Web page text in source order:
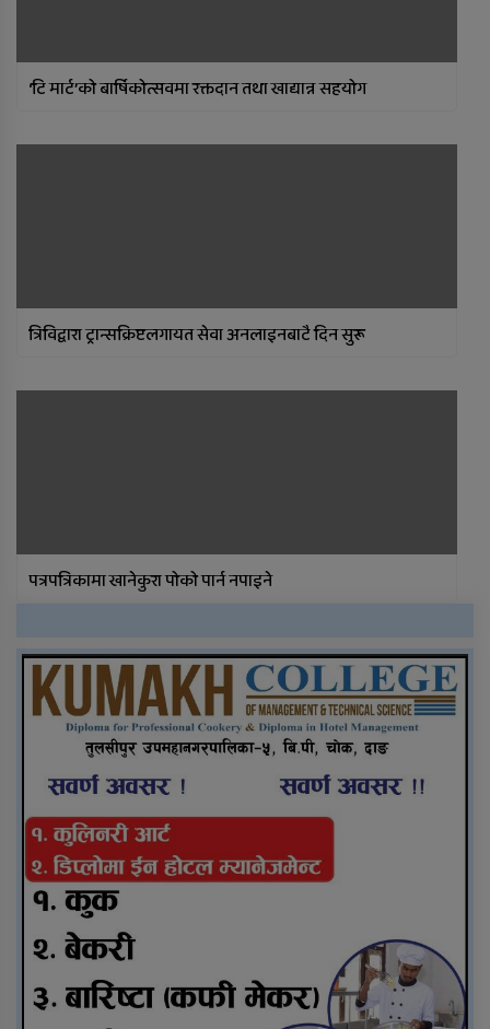
‘टि मार्ट’को बार्षिकोत्सवमा रक्तदान तथा खाद्यान्न सहयोग
त्रिविद्वारा ट्रान्सक्रिप्टलगायत सेवा अनलाइनबाटै दिन सुरू
पत्रपत्रिकामा खानेकुरा पोको पार्न नपाइने